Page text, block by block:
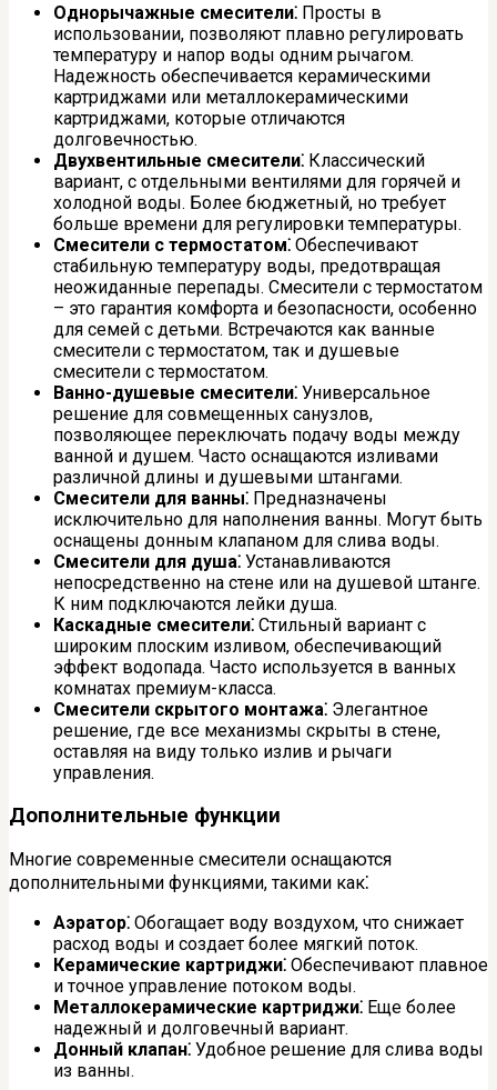
Однорычажные смесители⁚ Просты в
использовании, позволяют плавно регулировать
температуру и напор воды одним рычагом.
Надежность обеспечивается керамическими
картриджами или металлокерамическими
картриджами, которые отличаются
долговечностью.
Двухвентильные смесители⁚ Классический
вариант, с отдельными вентилями для горячей и
холодной воды. Более бюджетный, но требует
больше времени для регулировки температуры.
Смесители с термостатом⁚ Обеспечивают
стабильную температуру воды, предотвращая
неожиданные перепады. Смесители с термостатом
– это гарантия комфорта и безопасности, особенно
для семей с детьми. Встречаются как ванные
смесители с термостатом, так и душевые
смесители с термостатом.
Ванно-душевые смесители⁚ Универсальное
решение для совмещенных санузлов,
позволяющее переключать подачу воды между
ванной и душем. Часто оснащаются изливами
различной длины и душевыми штангами.
Смесители для ванны⁚ Предназначены
исключительно для наполнения ванны. Могут быть
оснащены донным клапаном для слива воды.
Смесители для душа⁚ Устанавливаются
непосредственно на стене или на душевой штанге.
К ним подключаются лейки душа.
Каскадные смесители⁚ Стильный вариант с
широким плоским изливом, обеспечивающий
эффект водопада. Часто используется в ванных
комнатах премиум-класса.
Смесители скрытого монтажа⁚ Элегантное
решение, где все механизмы скрыты в стене,
оставляя на виду только излив и рычаги
управления.
Дополнительные функции
Многие современные смесители оснащаются
дополнительными функциями, такими как⁚
Аэратор⁚ Обогащает воду воздухом, что снижает
расход воды и создает более мягкий поток.
Керамические картриджи⁚ Обеспечивают плавное
и точное управление потоком воды.
Металлокерамические картриджи⁚ Еще более
надежный и долговечный вариант.
Донный клапан⁚ Удобное решение для слива воды
из ванны.